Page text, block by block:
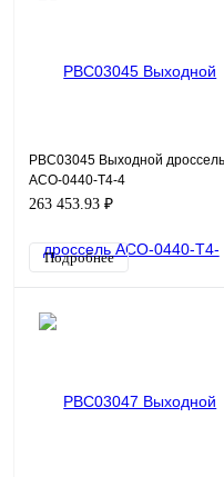
PBC03045 Выходной дроссель
ACO-0440-T4-4
263 453.93 ₽
Подробнее